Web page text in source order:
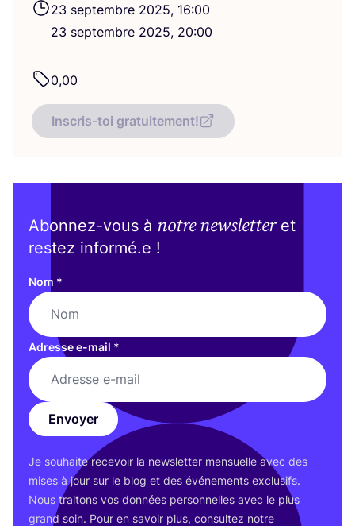
23 sep­tembre 2025, 16:00
23 sep­tembre 2025, 20:00
0,00
Inscris-toi gratuitement!
Abonnez-vous à notre newsletteret
restez informé.e !
Nom *
Adresse e-mail *
Envoyer
Je sou­haite rece­voir la news­let­ter men­suelle avec des
mises à jour sur le blog et des évé­ne­ments exclu­sifs.
Nous trai­tons vos don­nées per­son­nelles avec le plus
grand soin. Pour en savoir plus, consul­tez notre